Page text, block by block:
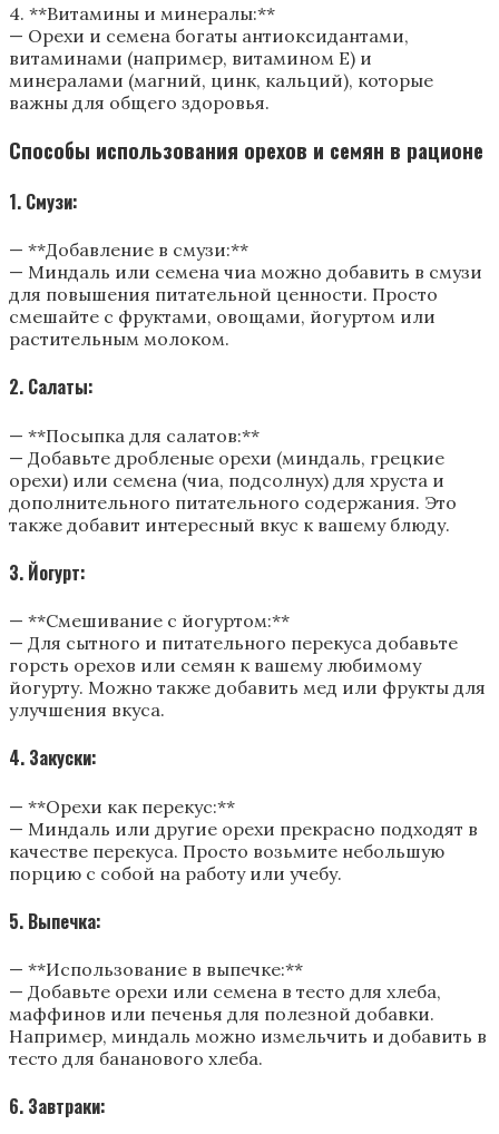
4. **Витамины и минералы:**
— Орехи и семена богаты антиоксидантами,
витаминами (например, витамином E) и
минералами (магний, цинк, кальций), которые
важны для общего здоровья.
Способы использования орехов и семян в рационе
1. Смузи:
— **Добавление в смузи:**
— Миндаль или семена чиа можно добавить в смузи
для повышения питательной ценности. Просто
смешайте с фруктами, овощами, йогуртом или
растительным молоком.
2. Салаты:
— **Посыпка для салатов:**
— Добавьте дробленые орехи (миндаль, грецкие
орехи) или семена (чиа, подсолнух) для хруста и
дополнительного питательного содержания. Это
также добавит интересный вкус к вашему блюду.
3. Йогурт:
— **Смешивание с йогуртом:**
— Для сытного и питательного перекуса добавьте
горсть орехов или семян к вашему любимому
йогурту. Можно также добавить мед или фрукты для
улучшения вкуса.
4. Закуски:
— **Орехи как перекус:**
— Миндаль или другие орехи прекрасно подходят в
качестве перекуса. Просто возьмите небольшую
порцию с собой на работу или учебу.
5. Выпечка:
— **Использование в выпечке:**
— Добавьте орехи или семена в тесто для хлеба,
маффинов или печенья для полезной добавки.
Например, миндаль можно измельчить и добавить в
тесто для бананового хлеба.
6. Завтраки: